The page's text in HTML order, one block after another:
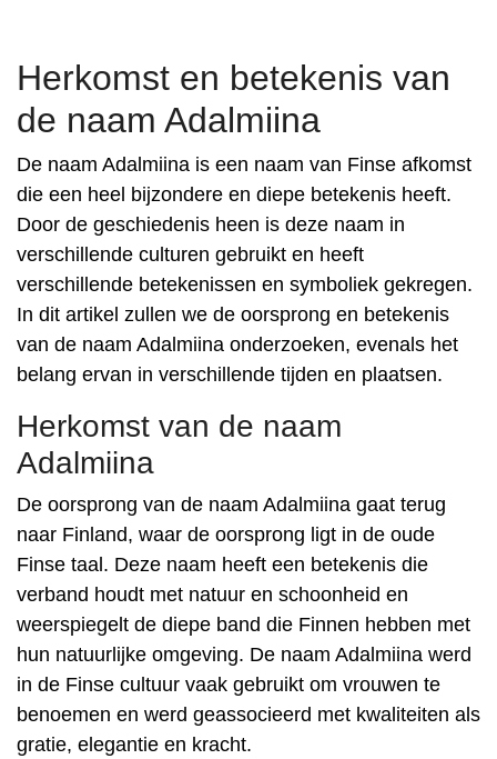
Herkomst en betekenis van
de naam Adalmiina
De naam Adalmiina is een naam van Finse afkomst
die een heel bijzondere en diepe betekenis heeft.
Door de geschiedenis heen is deze naam in
verschillende culturen gebruikt en heeft
verschillende betekenissen en symboliek gekregen.
In dit artikel zullen we de oorsprong en betekenis
van de naam Adalmiina onderzoeken, evenals het
belang ervan in verschillende tijden en plaatsen.
Herkomst van de naam
Adalmiina
De oorsprong van de naam Adalmiina gaat terug
naar Finland, waar de oorsprong ligt in de oude
Finse taal. Deze naam heeft een betekenis die
verband houdt met natuur en schoonheid en
weerspiegelt de diepe band die Finnen hebben met
hun natuurlijke omgeving. De naam Adalmiina werd
in de Finse cultuur vaak gebruikt om vrouwen te
benoemen en werd geassocieerd met kwaliteiten als
gratie, elegantie en kracht.